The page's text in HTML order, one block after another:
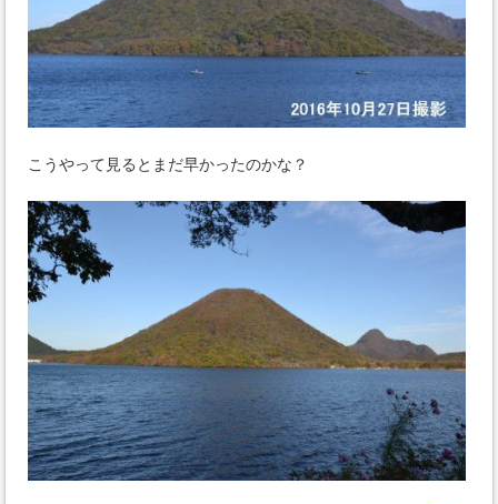
こうやって見るとまだ早かったのかな？